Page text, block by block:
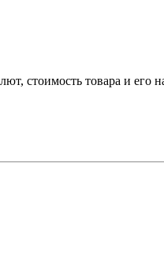
стоимость товара и его